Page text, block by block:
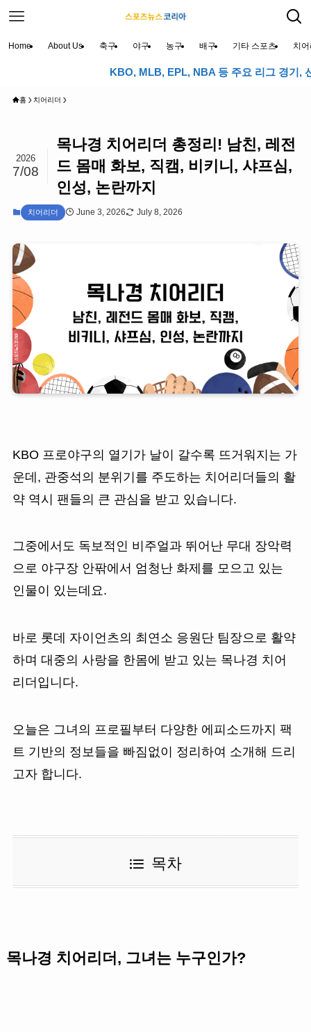
Home About Us 축구 야구 농구 배구 기타 스포츠 치
KBO, MLB, EPL, NBA 등 주요 리그 경기, 선수 분석
홈 치어리더
목나경 치어리더 총정리! 남친, 레전
드 몸매 화보, 직캠, 비키니, 샤프심,
인성, 논란까지
2026
7/08
치어리더 June 3, 2026 July 8, 2026
KBO 프로야구의 열기가 날이 갈수록 뜨거워지는 가
운데, 관중석의 분위기를 주도하는 치어리더들의 활
약 역시 팬들의 큰 관심을 받고 있습니다.
그중에서도 독보적인 비주얼과 뛰어난 무대 장악력
으로 야구장 안팎에서 엄청난 화제를 모으고 있는
인물이 있는데요.
바로 롯데 자이언츠의 최연소 응원단 팀장으로 활약
하며 대중의 사랑을 한몸에 받고 있는 목나경 치어
리더입니다.
오늘은 그녀의 프로필부터 다양한 에피소드까지 팩
트 기반의 정보들을 빠짐없이 정리하여 소개해 드리
고자 합니다.
목차
목나경 치어리더, 그녀는 누구인가?